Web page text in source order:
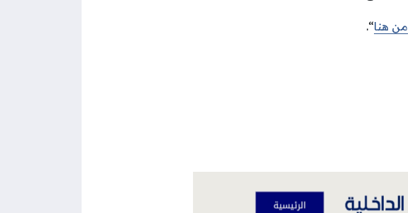
من هنا“.